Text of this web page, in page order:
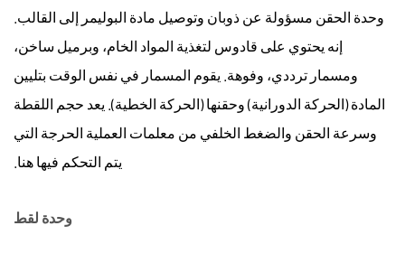
السرعة
متعددة
الألوان
والمتخصصة
وحدة الحقن مسؤولة عن ذوبان وتوصيل مادة البوليمر إلى القالب.
إنه يحتوي على قادوس لتغذية المواد الخام، وبرميل ساخن،
ومسمار ترددي، وفوهة. يقوم المسمار في نفس الوقت بتليين
المادة (الحركة الدورانية) وحقنها (الحركة الخطية). يعد حجم اللقطة
وسرعة الحقن والضغط الخلفي من معلمات العملية الحرجة التي
يتم التحكم فيها هنا.
وحدة لقط